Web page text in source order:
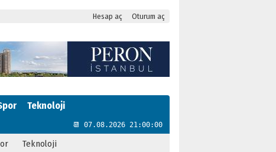
Hesap aç Oturum aç
Teknoloji
📆 07.08.2026 21:00:01
Teknoloji